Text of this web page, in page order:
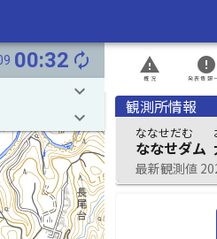
00:32 autorenew
keyboard_arrow_down
keyboard_arrow_down
概況
report_problem
発表情報
error
観測所情報
ななせだむ
ななせダム
最新観測値